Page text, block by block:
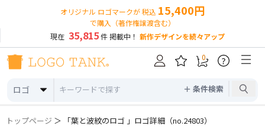
オリジナル ロゴマークが 税込 15,400円
で購入（著作権譲渡含む）
現在 35,815件 掲載中！ 新作デザインを続々アップ
ロゴ ＋ 条件検索
0 ?
トップページ ＞ 「葉と波紋のロゴ 」ロゴ詳細（no.24803）